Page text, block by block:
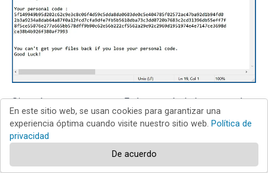
Sin embargo, esto es raro. En la mayoría de los casos, las
infecciones de ransomware envían mensajes más
directos simplemente indicando que los datos están
encriptados y que las víctimas deben pagar algún tipo de
rescate. Tenga en cuenta que las infecciones de tipo
En este sitio web, se usan cookies para garantizar una
experiencia óptima cuando visite nuestro sitio web. Política de
privacidad
De acuerdo